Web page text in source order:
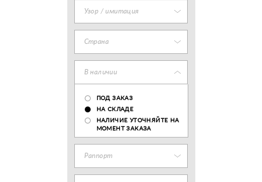
Узор / имитация
Страна
В наличии
ПОД ЗАКАЗ
НА СКЛАДЕ
НАЛИЧИЕ УТОЧНЯЙТЕ НА
МОМЕНТ ЗАКАЗА
Раппорт